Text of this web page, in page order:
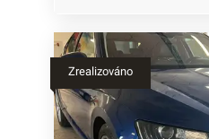
Zrealizováno